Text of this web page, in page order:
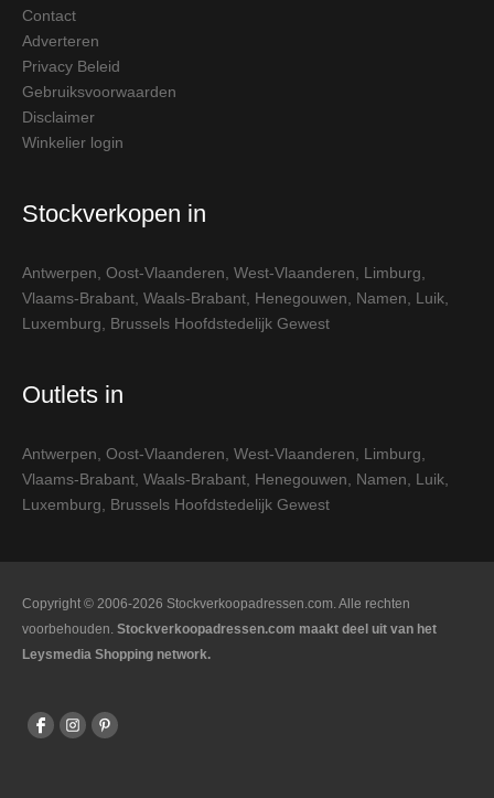
Contact
Adverteren
Privacy Beleid
Gebruiksvoorwaarden
Disclaimer
Winkelier login
Stockverkopen in
Antwerpen Oost-Vlaanderen West-Vlaanderen Limburg
Vlaams-Brabant Waals-Brabant Henegouwen Namen Luik
Luxemburg
Brussels Hoofdstedelijk Gewest
Outlets in
Antwerpen Oost-Vlaanderen West-Vlaanderen Limburg
Vlaams-Brabant Waals-Brabant Henegouwen Namen Luik
Luxemburg
Brussels Hoofdstedelijk Gewest
Copyright © 2006-2026 Stockverkoopadressen.com. Alle rechten
voorbehouden. Stockverkoopadressen.com maakt deel uit van het
Leysmedia Shopping network.